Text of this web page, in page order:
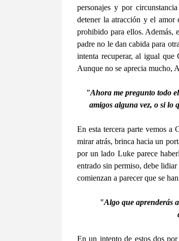
personajes y por
detener la atracción y el amor
prohibido para ellos. Además,
padre no le dan cabida para
intenta recuperar, al igual que
Aunque no se aprecia mucho,
"Ahora me pregunto todo
amigos alguna vez, o si lo
En esta tercera parte vemos a
mirar atrás, brinca hacia un
por un lado Luke parece
entrado sin permiso, debe
comienzan a parecer que se
"Algo que aprenderás
En un intento de estos dos